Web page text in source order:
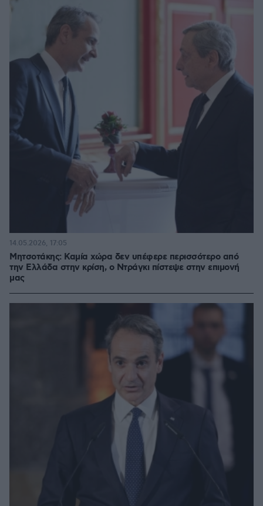
Μητσοτάκης: Καμία χώρα δεν υπέφερε περισσότερο από
την Ελλάδα στην κρίση, ο Ντράγκι πίστεψε στην επιμονή
μας
14.05.2026, 17:05